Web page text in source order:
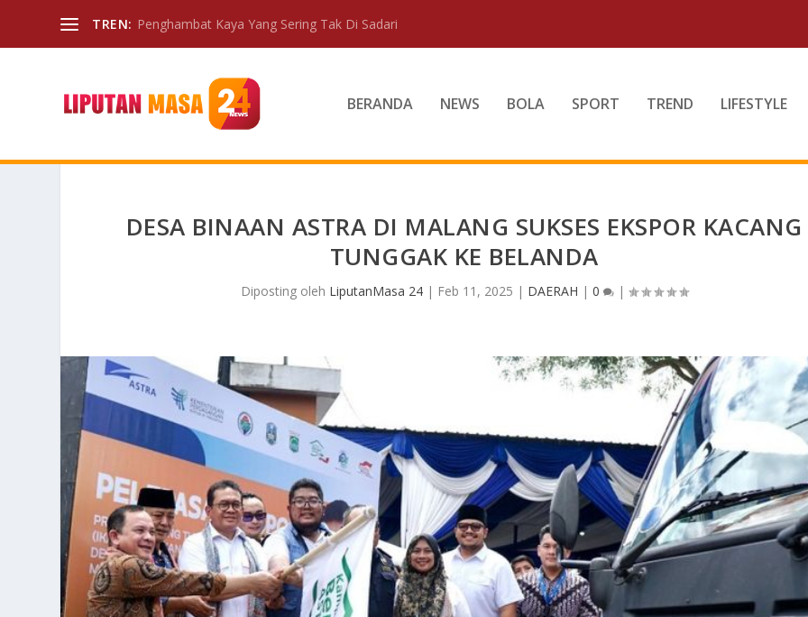
TREN: Penghambat Kaya Yang Sering Tak Di Sadari
BERANDA NEWS BOLA SPORT TREND LIFESTYLE
DESA BINAAN ASTRA DI MALANG SUKSES EKSPOR KACANG
TUNGGAK KE BELANDA
Diposting oleh LiputanMasa 24| Feb 11, 2025 | DAERAH | 0 |